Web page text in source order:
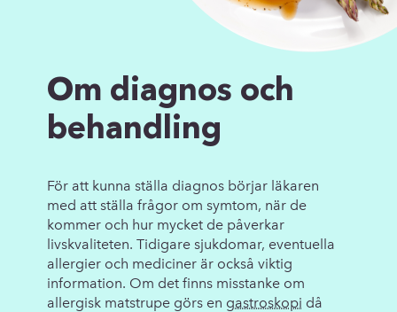
Om diagnos och
behandling
För att kunna ställa diagnos börjar läkaren
med att ställa frågor om symtom, när de
kommer och hur mycket de påverkar
livskvaliteten. Tidigare sjukdomar, eventuella
allergier och mediciner är också viktig
information. Om det finns misstanke om
allergisk matstrupe görs en gastroskopi då